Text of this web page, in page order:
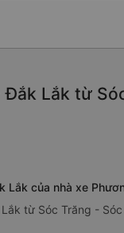
Đắk Lắk từ
Lắk của nhà xe
từ Sóc Trăng -